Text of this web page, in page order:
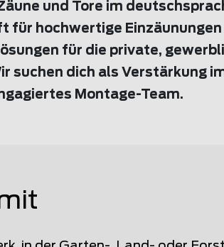
und Tore im
für hochwertige
für die private,
suchen dich als Verstärkung
Montage-Team.